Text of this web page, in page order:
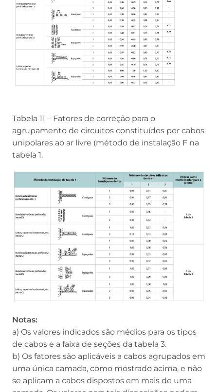
Tabela 11 – Fatores de correção para o
agrupamento de circuitos constituídos por cabos
unipolares ao ar livre (método de instalação F na
tabela 1.
Notas:
a) Os valores indicados são médios para os tipos
de cabos e a faixa de seções da tabela 3.
b) Os fatores são aplicáveis a cabos agrupados em
uma única camada, como mostrado acima, e não
se aplicam a cabos dispostos em mais de uma